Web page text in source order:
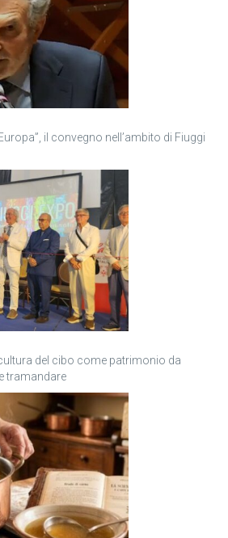
il convegno nell’ambito di Fiuggi
del cibo come patrimonio da
tramandare